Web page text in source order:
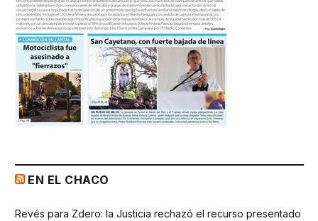
EN EL CHACO
Revés para Zdero: la Justicia rechazó el recurso presentado